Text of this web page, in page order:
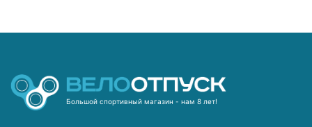
Большой спортивный магазин - нам 8 лет!